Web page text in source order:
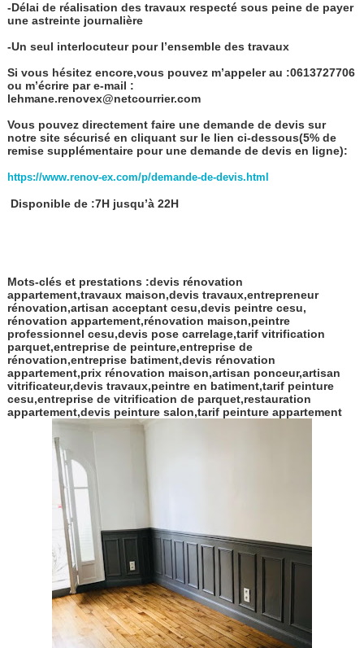
-Délai de réalisation des travaux respecté sous peine de payer
une astreinte journalière
-Un seul interlocuteur pour l’ensemble des travaux
Si vous hésitez encore,vous pouvez m’appeler au :0613727706
ou m’écrire par e-mail :
lehmane.renovex@netcourrier.com
Vous pouvez directement faire une demande de devis sur
notre site sécurisé en cliquant sur le lien ci-dessous(5% de
remise supplémentaire pour une demande de devis en ligne):
https://www.renov-ex.com/p/demande-de-devis.html
Disponible de :7H jusqu’à 22H
Mots-clés et prestations :devis rénovation
appartement,travaux maison,devis travaux,entrepreneur
rénovation,artisan acceptant cesu,devis peintre cesu,
rénovation appartement,rénovation maison,peintre
professionnel cesu,devis pose carrelage,tarif vitrification
parquet,entreprise de peinture,entreprise de
rénovation,entreprise batiment,devis rénovation
appartement,prix rénovation maison,artisan ponceur,artisan
vitrificateur,devis travaux,peintre en batiment,tarif peinture
cesu,entreprise de vitrification de parquet,restauration
appartement,devis peinture salon,tarif peinture appartement